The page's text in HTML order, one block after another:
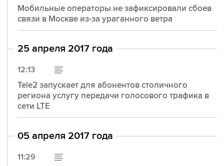
Мобильные операторы не зафиксировали сбоев
связи в Москве из-за ураганного ветра
25 апреля 2017 года
12:13
Tele2 запускает для абонентов столичного
региона услугу передачи голосового трафика в
сети LTE
05 апреля 2017 года
11:29